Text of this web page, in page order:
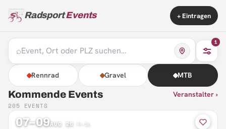
RadsportEvents + Eintragen
⌕
1
Rennrad Gravel MTB
Kommende Events Veranstalter ›
205 EVENTS
07–09AUG 26 Fr–So